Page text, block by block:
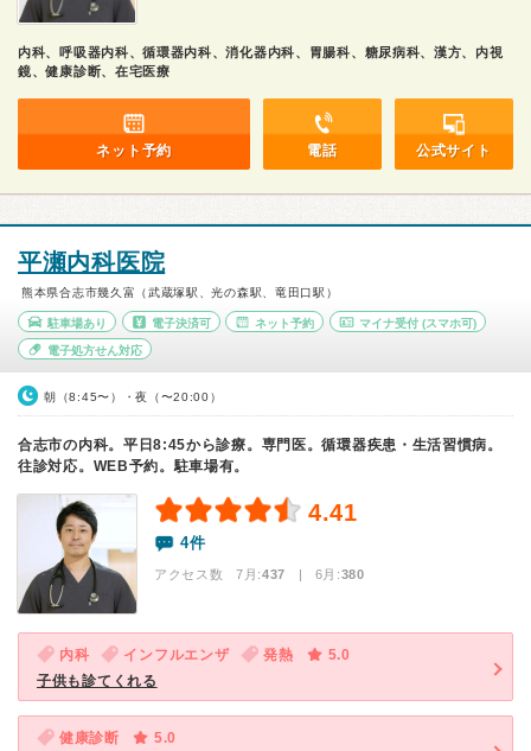
内科、呼吸器内科、循環器内科、消化器内科、胃腸科、糖尿病科、漢方、内視
鏡、健康診断、在宅医療
ネット予約 電話 公式サイト
平瀬内科医院
熊本県合志市幾久富（武蔵塚駅、光の森駅、竜田口駅）
駐車場あり 電子決済可 ネット予約 マイナ受付 (スマホ可)
電子処方せん対応
朝（8:45〜）・夜（〜20:00）
合志市の内科。平日8:45から診療。専門医。循環器疾患・生活習慣病。
往診対応。WEB予約。駐車場有。
4.41
4件
アクセス数 7月:437 | 6月:380
内科 インフルエンザ 発熱
5.0
子供も診てくれる
健康診断
5.0